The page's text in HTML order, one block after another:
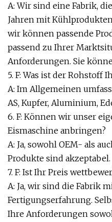
A: Wir sind eine Fabrik,
Jahren mit
wir können passende
passend zu Ihrer
Anforderungen. Sie
5. F: Was ist der Rohstoff
A: Im Allgemeinen
AS, Kupfer, Aluminium,
6. F: Können wir unser
Eismaschine anbringen?
A: Ja, sowohl OEM- als
Produkte sind akzeptabel.
7. F: Ist Ihr Preis
A: Ja, wir sind die Fabrik
Fertigungserfahrung.
Ihre Anforderungen